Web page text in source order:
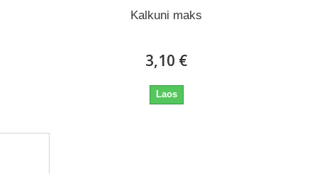
Kalkuni maks
3,10 €
Laos